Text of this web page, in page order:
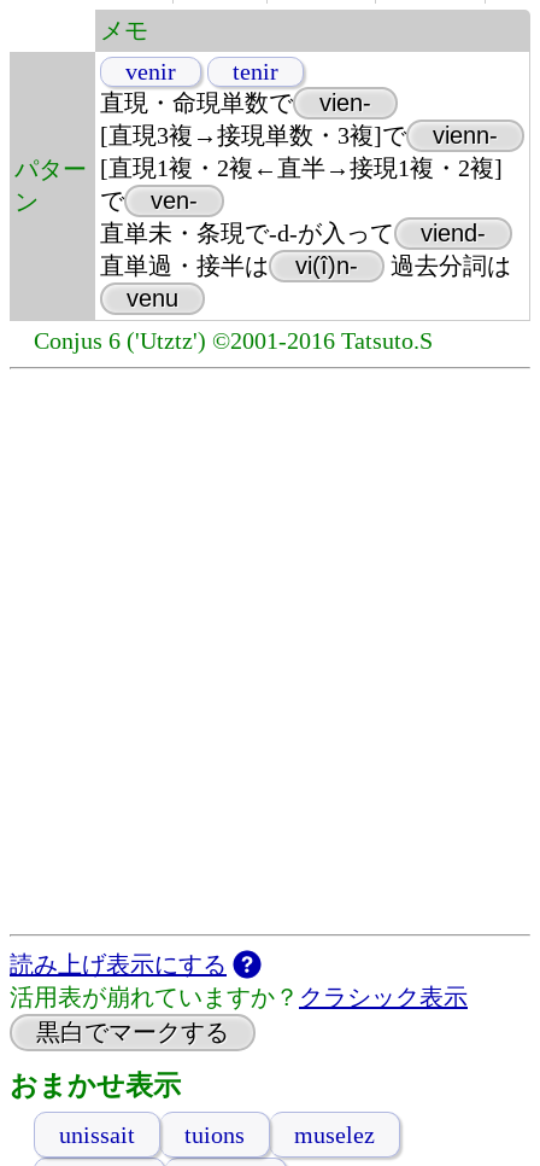
メモ
パター
ン
venir
tenir
直現・命現単数で
vien-
[直現3複→接現単数・3複]で
vienn-
[直現1複・2複←直半→接現1複・2複]
で
ven-
直単未・条現で-d-が入って
viend-
直単過・接半は
vi(î)n-
過去分詞は
venu
Conjus 6 ('Utztz') ©2001-2016 Tatsuto.S
読み上げ表示にする
活用表が崩れていますか？ クラシック表示
黒白でマークする
おまかせ表示
unissait tuions
muselez